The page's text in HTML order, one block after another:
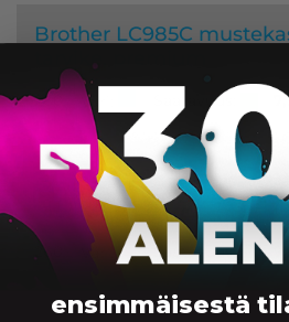
Brother LC985C
260 Väri: Saatavuus:
Brother LC985M
tarvike, premium
260 Väri: Saatavuus:
ensimmäisestä